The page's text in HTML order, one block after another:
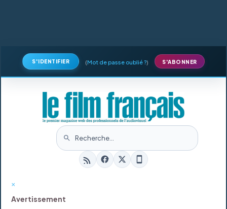
S'IDENTIFIER (Mot de passe oublié ?) S'ABONNER
×
Avertissement